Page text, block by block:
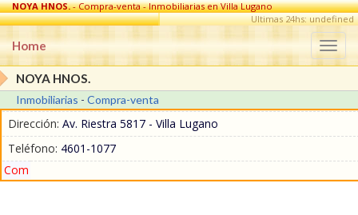
NOYA HNOS.- Compra-venta - Inmobiliarias en Villa Lugano
Ultimas 24hs: undefined
Home
NOYA HNOS.
Inmobiliarias - Compra-venta
Dirección: Av. Riestra 5817 - Villa Lugano
Teléfono: 4601-1077
Com